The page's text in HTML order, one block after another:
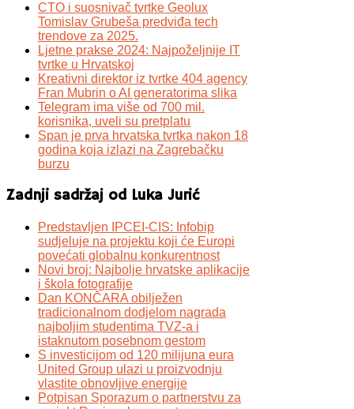
CTO i suosnivač tvrtke Geolux
Tomislav Grubeša predviđa tech
trendove za 2025.
Ljetne prakse 2024: Najpoželjnije IT
tvrtke u Hrvatskoj
Kreativni direktor iz tvrtke 404 agency
Fran Mubrin o AI generatorima slika
Telegram ima više od 700 mil.
korisnika, uveli su pretplatu
Span je prva hrvatska tvrtka nakon 18
godina koja izlazi na Zagrebačku
burzu
Zadnji sadržaj od Luka Jurić
Predstavljen IPCEI-CIS: Infobip
sudjeluje na projektu koji će Europi
povećati globalnu konkurentnost
Novi broj: Najbolje hrvatske aplikacije
i škola fotografije
Dan KONČARA obilježen
tradicionalnom dodjelom nagrada
najboljim studentima TVZ-a i
istaknutom posebnom gestom
S investicijom od 120 milijuna eura
United Group ulazi u proizvodnju
vlastite obnovljive energije
Potpisan Sporazum o partnerstvu za